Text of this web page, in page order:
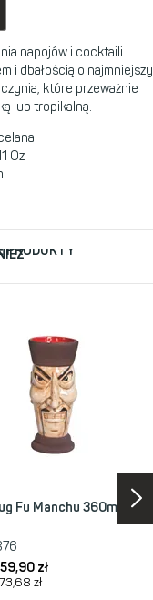
napojów i cocktaili.
i dbałością o najmniejszy
które przeważnie
lub tropikalną.
Oz
PRODUKTY
Fu Manchu 360ml * 12
59,90 zł
73,68 zł